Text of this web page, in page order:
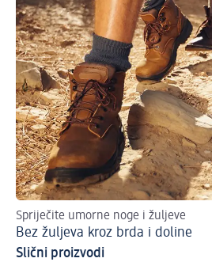
Spriječite umorne noge i žuljeve
Bez žuljeva kroz brda i doline
Slični proizvodi